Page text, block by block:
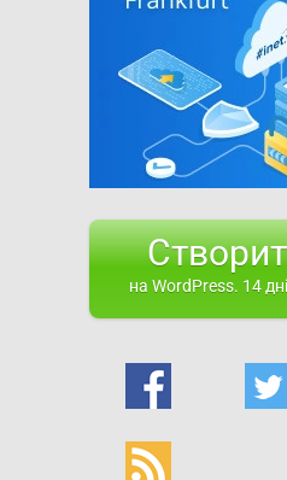
на WordPress. 14